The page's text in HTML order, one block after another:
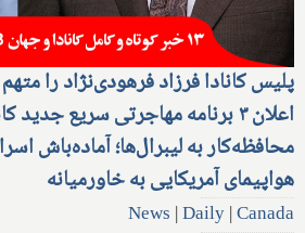
پلیس کانادا فرزاد فرهودی‌نژاد را
اعلان ۳ برنامه مهاجرتی سریع
محافظه‌کار به لیبرال‌ها؛ آماده‌باش
هواپیمای آمریکایی به خاورمیانه
News |Daily|Canada